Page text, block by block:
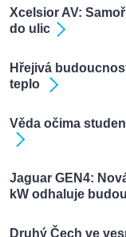
Xcelsior AV:
do ulic
Hřejivá
teplo
Věda očima
Jaguar GEN4:
kW odhaluje
Druhý Čech ve